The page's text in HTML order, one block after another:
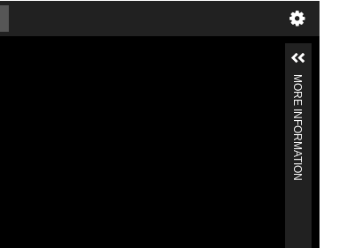
MORE INFORMATION